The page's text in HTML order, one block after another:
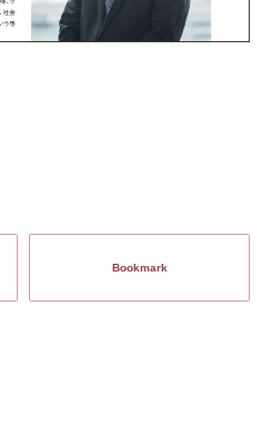
Bookmark